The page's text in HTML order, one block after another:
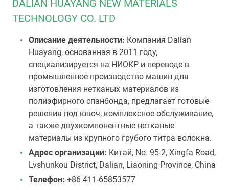
DALIAN HUAYANG NEW MATERIALS
TECHNOLOGY CO. LTD
Описание деятельности: Компания Dalian
Huayang, основанная в 2011 году,
специализируется на НИОКР и переводе в
промышленное производство машин для
изготовления нетканых материалов из
полиэфирного спанбонда, предлагает готовые
решения под ключ, комплексное обслуживание,
а также двухкомпонентные нетканые
материалы из крупного грубого титра волокна.
Адрес организации: Китай, No. 95-2, Xingfa Road,
Lvshunkou District, Dalian, Liaoning Province, China
Телефон: +86 411-65853577